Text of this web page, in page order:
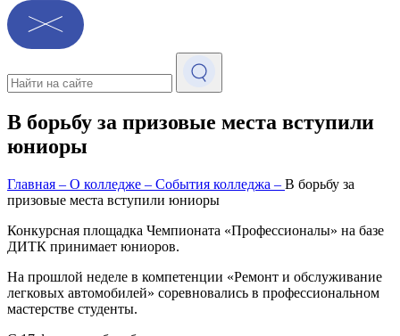
В борьбу за призовые места вступили
юниоры
Главная – О колледже – События колледжа – В борьбу за
призовые места вступили юниоры
Конкурсная площадка Чемпионата «Профессионалы» на базе
ДИТК принимает юниоров.
На прошлой неделе в компетенции «Ремонт и обслуживание
легковых автомобилей» соревновались в профессиональном
мастерстве студенты.